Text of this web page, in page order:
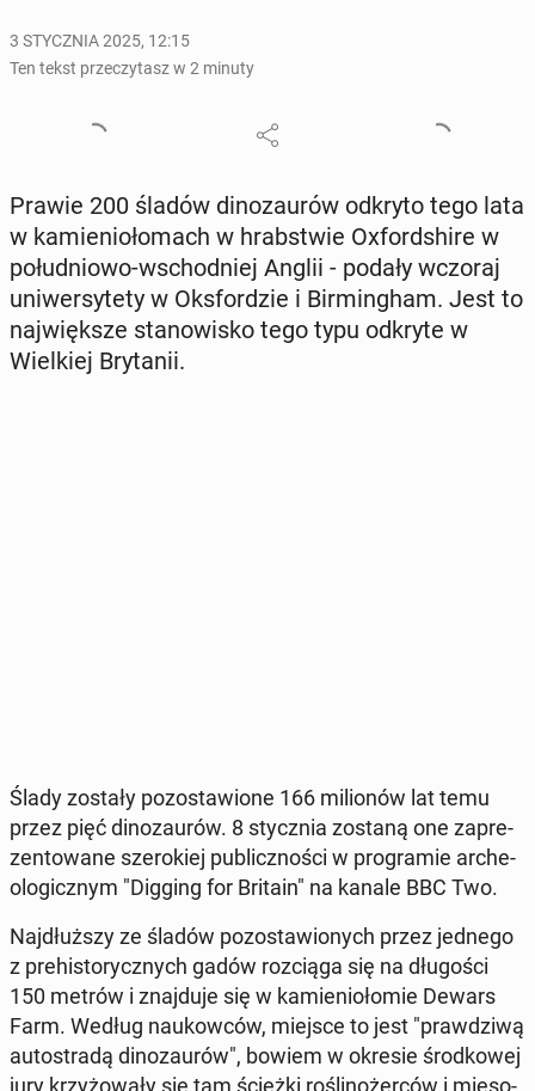
3 STYCZNIA 2025, 12:15
Ten tekst przeczytasz w 2 minuty
Prawie 200 śladów di­no­zau­rów odkryto tego lata
w ka­mie­nio­ło­mach w hrab­stwie Oxford­shi­re w
po­łu­dnio­wo-wschod­niej Anglii - podały wczoraj
uni­wer­sy­te­ty w Oks­for­dzie i Bir­ming­ham. Jest to
naj­więk­sze sta­no­wi­sko tego typu odkryte w
Wiel­kiej Bry­ta­nii.
Ślady zostały po­zo­sta­wio­ne 166 mi­lio­nów lat temu
przez pięć di­no­zau­rów. 8 stycz­nia zostaną one za­pre­
zen­to­wa­ne sze­ro­kiej pu­blicz­no­ści w pro­gra­mie ar­che­
olo­gicz­nym "Digging for Britain" na kanale BBC Two.
Naj­dłuż­szy ze śladów po­zo­sta­wio­nych przez jednego
z pre­hi­sto­rycz­nych gadów roz­cią­ga się na dłu­go­ści
150 metrów i znaj­du­je się w ka­mie­nio­ło­mie Dewars
Farm. Według na­ukow­ców, miejsce to jest "praw­dzi­wą
au­to­stra­dą di­no­zau­rów", bowiem w okresie środ­ko­wej
jury krzy­żo­wa­ły się tam ścieżki ro­śli­no­żer­ców i mię­so­